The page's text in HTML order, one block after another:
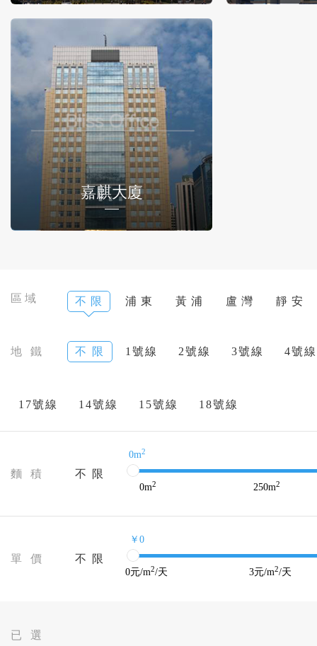
嘉麒大廈
區域 不 限 浦 東 黃 浦 盧 灣 靜 安
地 鐵 不 限 1號線 2號線 3號線 4號線
17號線 14號線 15號線 18號線
麵 積 不 限
0m2
0m2 250m2
單 價 不 限
￥0
0元/m2/天 3元/m2/天
已 選